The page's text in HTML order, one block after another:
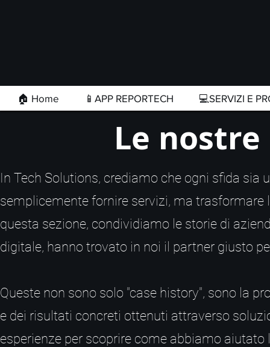
🏠 Home 📱APP REPORTECH 💻SERVIZI E
Le nostre
In Tech Solutions, crediamo che ogni sfida
semplicemente fornire servizi, ma
questa sezione, condividiamo le storie di
digitale, hanno trovato in noi il partner giusto
Queste non sono solo "case history", sono la
e dei risultati concreti ottenuti attraverso
esperienze per scoprire come abbiamo